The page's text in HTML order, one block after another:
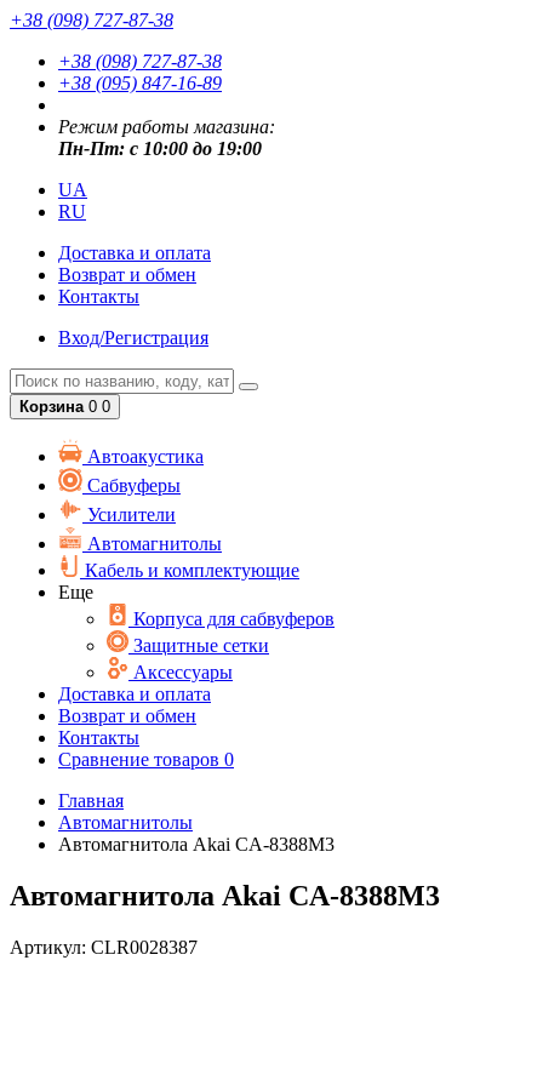
+38 (098) 727-87-38
+38 (098) 727-87-38
+38 (095) 847-16-89
Режим работы магазина:
Пн-Пт: с 10:00 до 19:00
UA
RU
Доставка и оплата
Возврат и обмен
Контакты
Вход/Регистрация
Корзина 0 0
Автоакустика
Сабвуферы
Усилители
Автомагнитолы
Кабель и комплектующие
Еще
Корпуса для сабвуферов
Защитные сетки
Аксессуары
Доставка и оплата
Возврат и обмен
Контакты
Сравнение товаров 0
Главная
Автомагнитолы
Автомагнитола Akai CA-8388M3
Автомагнитола Akai CA-8388M3
Артикул: CLR0028387